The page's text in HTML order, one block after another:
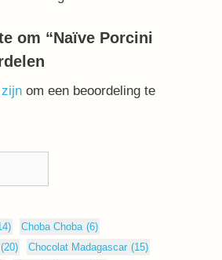
om “Naïve Porcini
om een beoordeling te
Choba Choba (6)
(20) Chocolat Madagascar (15)